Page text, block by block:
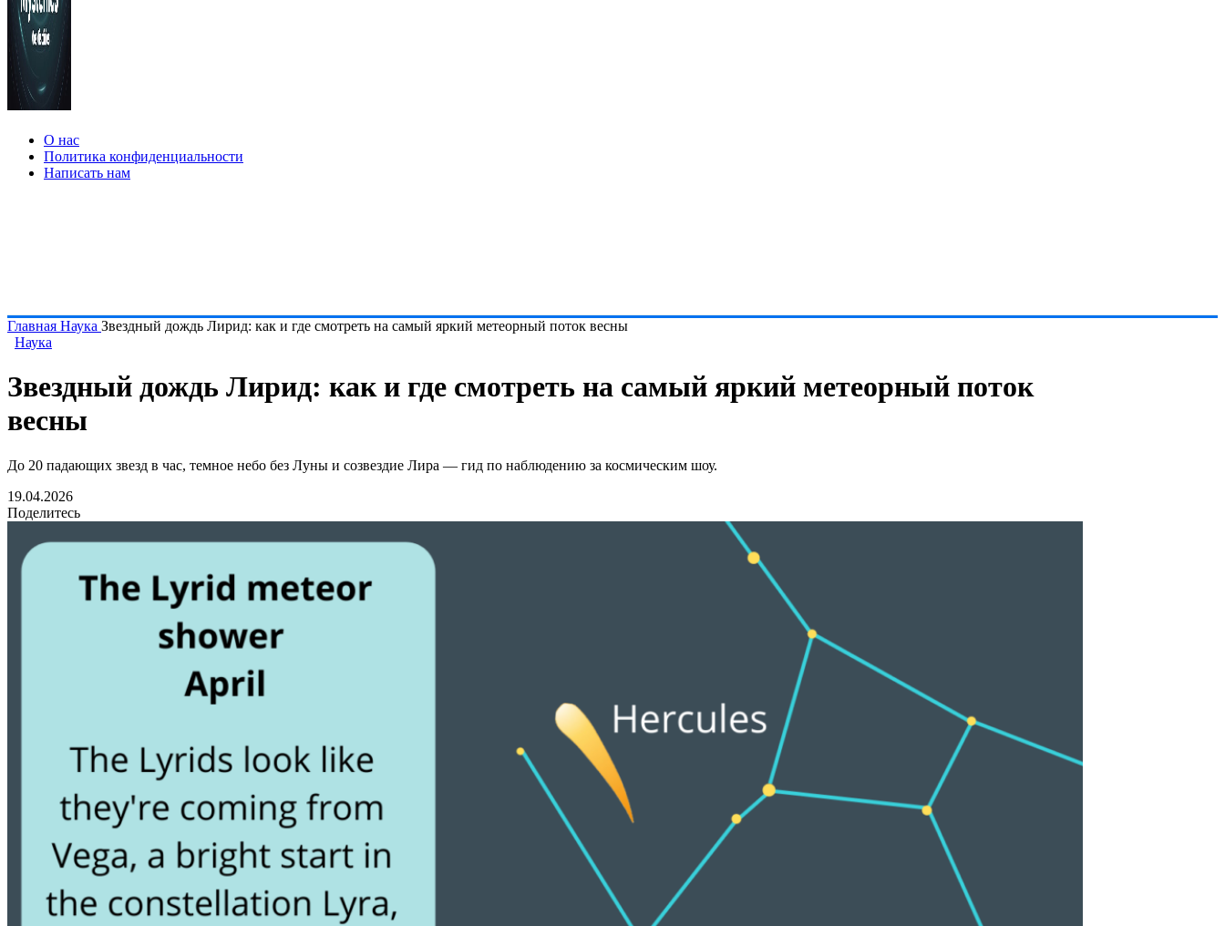
О нас
Политика конфиденциальности
Написать нам
Главная Наука Звездный дождь Лирид: как и где смотреть на самый яркий метеорный поток весны
Наука
Звездный дождь Лирид: как и где смотреть на самый яркий метеорный поток
весны
До 20 падающих звезд в час, темное небо без Луны и созвездие Лира — гид по наблюдению за космическим шоу.
19.04.2026
Поделитесь